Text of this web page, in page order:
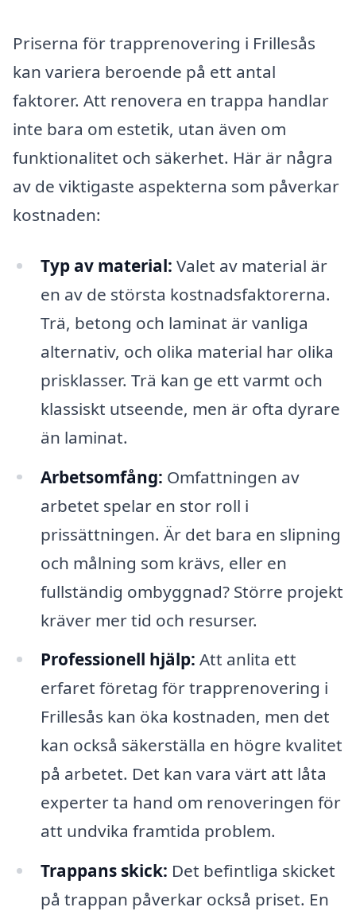
Priserna för trapprenovering i Frillesås
kan variera beroende på ett antal
faktorer. Att renovera en trappa handlar
inte bara om estetik, utan även om
funktionalitet och säkerhet. Här är några
av de viktigaste aspekterna som påverkar
kostnaden:
Typ av material: Valet av material är
en av de största kostnadsfaktorerna.
Trä, betong och laminat är vanliga
alternativ, och olika material har olika
prisklasser. Trä kan ge ett varmt och
klassiskt utseende, men är ofta dyrare
än laminat.
Arbetsomfång: Omfattningen av
arbetet spelar en stor roll i
prissättningen. Är det bara en slipning
och målning som krävs, eller en
fullständig ombyggnad? Större projekt
kräver mer tid och resurser.
Professionell hjälp: Att anlita ett
erfaret företag för trapprenovering i
Frillesås kan öka kostnaden, men det
kan också säkerställa en högre kvalitet
på arbetet. Det kan vara värt att låta
experter ta hand om renoveringen för
att undvika framtida problem.
Trappans skick: Det befintliga skicket
på trappan påverkar också priset. En